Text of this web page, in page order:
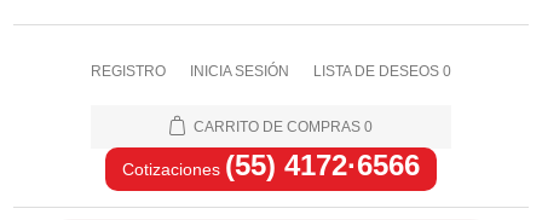
REGISTRO INICIA SESIÓN LISTA DE DESEOS 0
CARRITO DE COMPRAS 0
Cotizaciones (55) 4172·6566